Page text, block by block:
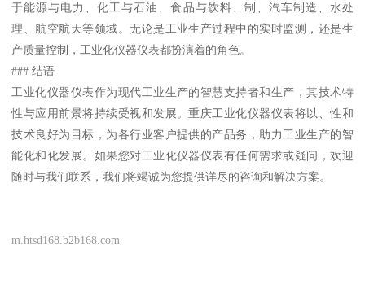
于能源与电力、化工与石油、食品与饮料、制、汽车制造、水处
理、航空航天等领域。无论是工业生产过程中的实时监测，还是生
产质量控制，工业化仪器仪表都扮演着的角色。
### 结语
工业化仪器仪表作为现代工业生产的智慧支持者和生产，其技术特
性与应用前景将持续受视和发展。重庆工业化仪器仪表将以、性和
技术良好为目标，为各行业客户提供的产品务，助力工业生产的智
能化和化发展。如果您对工业化仪器仪表有任何需求或疑问，欢迎
随时与我们联系，我们将竭诚为您提供详尽的咨询和解决方案。
m.htsd168.b2b168.com